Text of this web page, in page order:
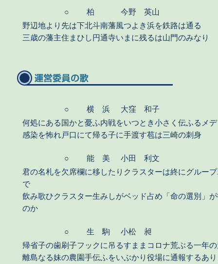
○ 柏
今野 英山
野辺地より先は下北斗南藩風つよき浜を鉄路は通る
三歳の藩主住まひし円通寺いまに残るは山門のみなり
○ 横 浜
大窪 和子
何処にある国かと憂ふ内戦をいつとき小さく伝ふるメ
感染を怖れ戸口にて帰る子に手渡す苞は三崎の刺身
○ 能 美
小田 利文
君の名札を欠席欄に移したりクラスターは終にグルー
で
飲み歌ひクラスター生みしがベッド占め「命の選別」
のか
○ 生 駒
小松 昶
帰省子の歯刷子フックに吊るすままコロナ荒ぶる一年
離島なる妹の農園手伝ふをいぶかり役場に通報するあり